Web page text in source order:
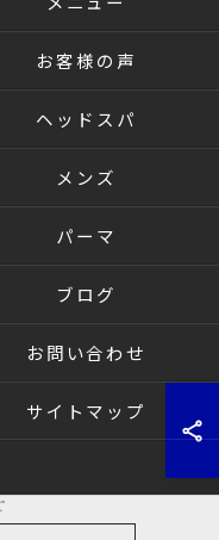
お客様の声
ヘッドスパ
メンズ
パーマ
ブログ
お問い合わせ
サイトマップ